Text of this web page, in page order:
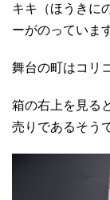
キキ（ほうきに
ーがのっていま
舞台の町はコリ
箱の右上を見る
売りであるそう